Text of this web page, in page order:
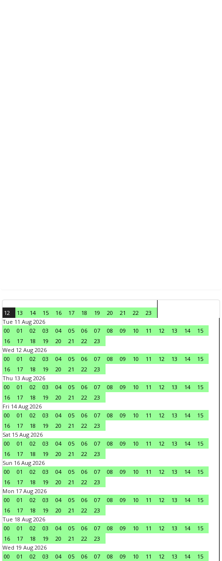
12 13 14 15 16 17 18 19 20 21 22
23
Tue 11 Aug 2026
00
01 02 03 04 05 06 07 08 09 10 11 12 13 14
15
16
17 18 19 20 21 22
23
Wed 12 Aug 2026
00
01 02 03 04 05 06 07 08 09 10 11 12 13 14
15
16
17 18 19 20 21 22
23
Thu 13 Aug 2026
00
01 02 03 04 05 06 07 08 09 10 11 12 13 14
15
16
17 18 19 20 21 22
23
Fri 14 Aug 2026
00
01 02 03 04 05 06 07 08 09 10 11 12 13 14
15
16
17 18 19 20 21 22
23
Sat 15 Aug 2026
00
01 02 03 04 05 06 07 08 09 10 11 12 13 14
15
16
17 18 19 20 21 22
23
Sun 16 Aug 2026
00
01 02 03 04 05 06 07 08 09 10 11 12 13 14
15
16
17 18 19 20 21 22
23
Mon 17 Aug 2026
00
01 02 03 04 05 06 07 08 09 10 11 12 13 14
15
16
17 18 19 20 21 22
23
Tue 18 Aug 2026
00
01 02 03 04 05 06 07 08 09 10 11 12 13 14
15
16
17 18 19 20 21 22
23
Wed 19 Aug 2026
00
01 02 03 04 05 06 07 08 09 10 11 12 13 14 15